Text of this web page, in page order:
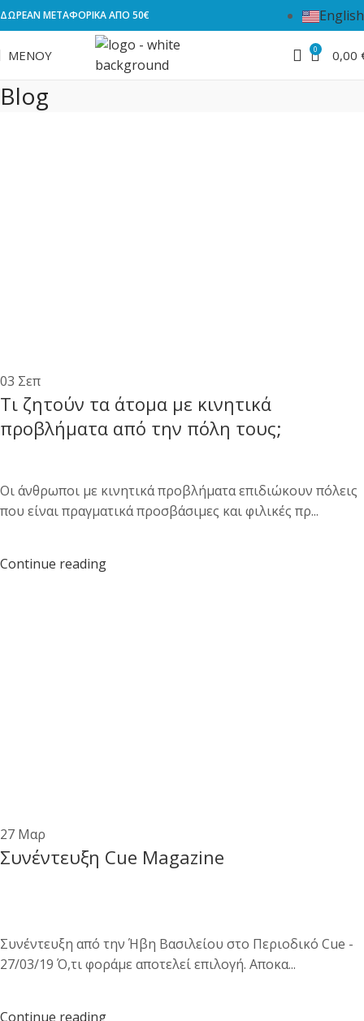
ΔΩΡΕΑΝ ΜΕΤΑΦΟΡΙΚΑ ΑΠΟ 50€ English
ΜΕΝΟΎ 0 0,00
Blog
03 Σεπ
Τι ζητούν τα άτομα με κινητικά
προβλήματα από την πόλη τους;
Οι άνθρωποι με κινητικά προβλήματα επιδιώκουν πόλεις
που είναι πραγματικά προσβάσιμες και φιλικές πρ...
Continue reading
27 Μαρ
Συνέντευξη Cue Magazine
Συνέντευξη από την Ήβη Βασιλείου στο Περιοδικό Cue -
27/03/19 Ό,τι φοράμε αποτελεί επιλογή. Αποκα...
Continue reading